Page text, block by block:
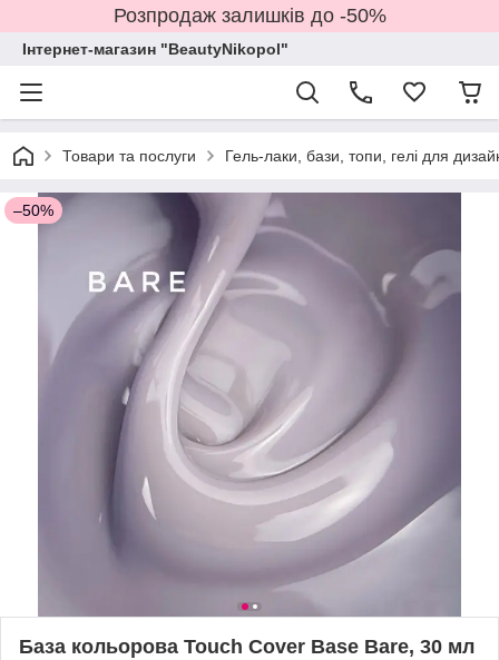
Розпродаж залишків до -50%
Інтернет-магазин "BeautyNikopol"
Товари та послуги Гель-лаки, бази, топи, гелі для
–50%
База кольорова Touch Cover Base Bare, 30 мл